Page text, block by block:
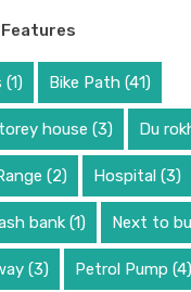
(1) Bike Path (41)
house (3) Du
(2) Hospital (3)
bank (1) Next to
(3) Petrol Pump (4)